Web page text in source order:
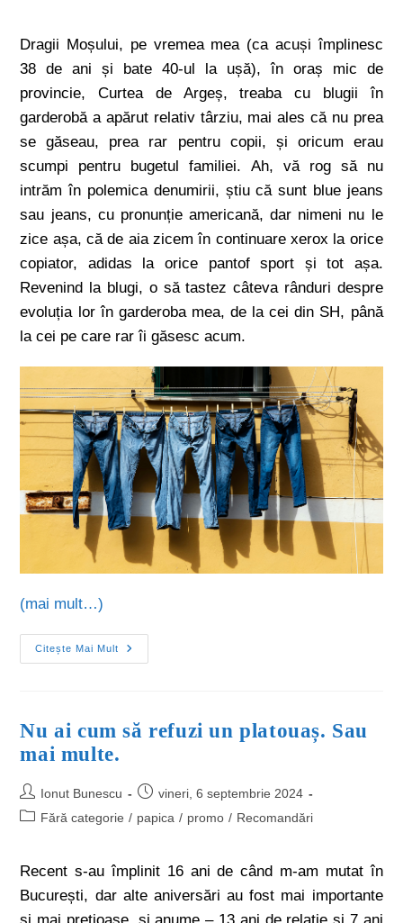
Dragii Moșului, pe vremea mea (ca acuși împlinesc
38 de ani și bate 40-ul la ușă), în oraș mic de
provincie, Curtea de Argeș, treaba cu blugii în
garderobă a apărut relativ târziu, mai ales că nu prea
se găseau, prea rar pentru copii, și oricum erau
scumpi pentru bugetul familiei. Ah, vă rog să nu
intrăm în polemica denumirii, știu că sunt blue jeans
sau jeans, cu pronunție americană, dar nimeni nu le
zice așa, că de aia zicem în continuare xerox la orice
copiator, adidas la orice pantof sport și tot așa.
Revenind la blugi, o să tastez câteva rânduri despre
evoluția lor în garderoba mea, de la cei din SH, până
la cei pe care rar îi găsesc acum.
(mai mult…)
Citește Mai Mult
Nu ai cum să refuzi un platouaș. Sau
mai multe.
Ionut Bunescu
vineri, 6 septembrie 2024
Fără categorie / papica / promo / Recomandări
Recent s-au împlinit 16 ani de când m-am mutat în
București, dar alte aniversări au fost mai importante
și mai prețioase, și anume – 13 ani de relație și 7 ani